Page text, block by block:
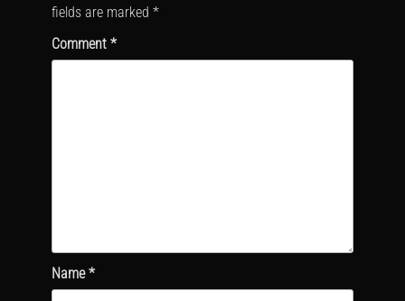
fields are marked *
Comment *
Name*